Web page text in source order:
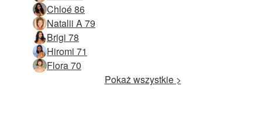
Chloé 86
Natalii A 79
Brigi 78
Hiromi 71
Flora 70
Pokaż wszystkie >